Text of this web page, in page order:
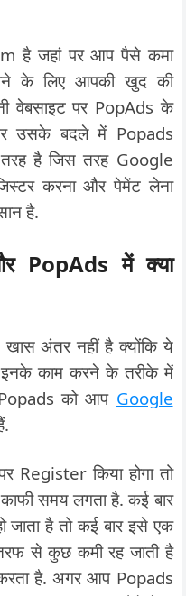
है जहां पर आप पैसे कमा
के लिए आपकी खुद की
वेबसाइट पर PopAds के
उसके बदले में Popads
है जिस तरह Google
करना और पेमेंट लेना
है.
PopAds में क्या
अंतर नहीं है क्योंकि ये
इनके काम करने के तरीके में
को आप Google
किया होगा तो
समय लगता है. कई बार
है तो कई बार इसे एक
से कुछ कमी रह जाती है
है. अगर आप Popads